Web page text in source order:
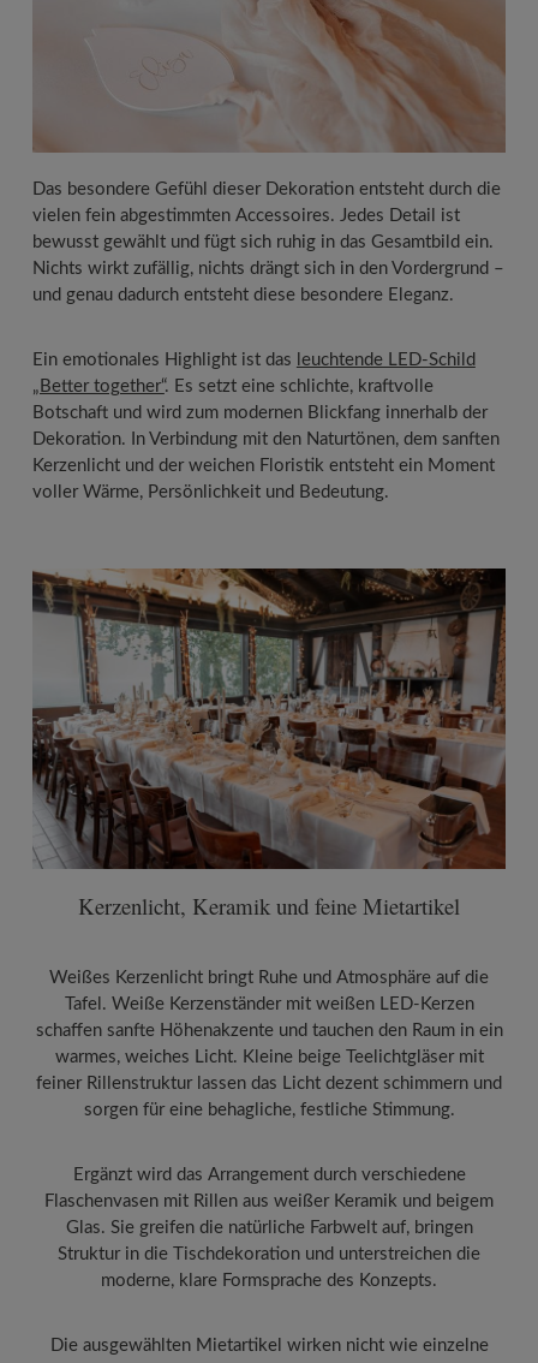
Das besondere Gefühl dieser Dekoration entsteht durch die
vielen fein abgestimmten Accessoires. Jedes Detail ist
bewusst gewählt und fügt sich ruhig in das Gesamtbild ein.
Nichts wirkt zufällig, nichts drängt sich in den Vordergrund –
und genau dadurch entsteht diese besondere Eleganz.
Ein emotionales Highlight ist das leuchtende LED-Schild
„Better together“. Es setzt eine schlichte, kraftvolle
Botschaft und wird zum modernen Blickfang innerhalb der
Dekoration. In Verbindung mit den Naturtönen, dem sanften
Kerzenlicht und der weichen Floristik entsteht ein Moment
voller Wärme, Persönlichkeit und Bedeutung.
Kerzenlicht, Keramik und feine Mietartikel
Weißes Kerzenlicht bringt Ruhe und Atmosphäre auf die
Tafel. Weiße Kerzenständer mit weißen LED-Kerzen
schaffen sanfte Höhenakzente und tauchen den Raum in ein
warmes, weiches Licht. Kleine beige Teelichtgläser mit
feiner Rillenstruktur lassen das Licht dezent schimmern und
sorgen für eine behagliche, festliche Stimmung.
Ergänzt wird das Arrangement durch verschiedene
Flaschenvasen mit Rillen aus weißer Keramik und beigem
Glas. Sie greifen die natürliche Farbwelt auf, bringen
Struktur in die Tischdekoration und unterstreichen die
moderne, klare Formsprache des Konzepts.
Die ausgewählten Mietartikel wirken nicht wie einzelne